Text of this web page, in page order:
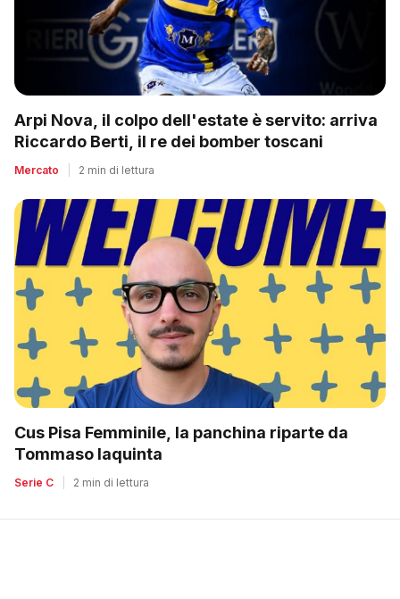
Arpi Nova, il colpo dell'estate è servito: arriva
Riccardo Berti, il re dei bomber toscani
Mercato 2 min di lettura
Cus Pisa Femminile, la panchina riparte da
Tommaso Iaquinta
Serie C 2 min di lettura